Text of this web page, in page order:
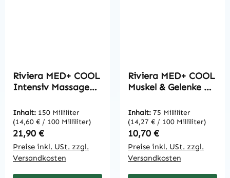
Riviera MED+ COOL
Intensiv Massage
Inhalt: 150 Milliliter
(14,60 € / 100 Milliliter)
Regulärer Preis:
21,90 €
Preise inkl. USt. zzgl.
Versandkosten
Riviera MED+ COOL
Muskel & Gelenke Gel
Inhalt: 75 Milliliter
(14,27 € / 100 Milliliter)
Regulärer Preis:
10,70 €
Preise inkl. USt. zzgl.
Versandkosten